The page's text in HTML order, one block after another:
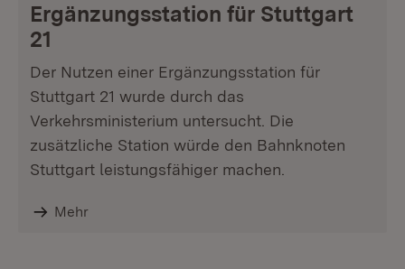
Ergänzungsstation für Stuttgart
21
Der Nutzen einer Ergänzungsstation für
Stuttgart 21 wurde durch das
Verkehrsministerium untersucht. Die
zusätzliche Station würde den Bahnknoten
Stuttgart leistungsfähiger machen.
Mehr